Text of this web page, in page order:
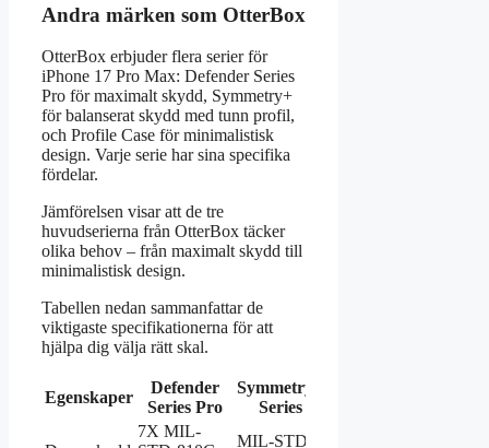
Andra märken som OtterBox
OtterBox erbjuder flera serier för
iPhone 17 Pro Max: Defender Series
Pro för maximalt skydd, Symmetry+
för balanserat skydd med tunn profil,
och Profile Case för minimalistisk
design. Varje serie har sina specifika
fördelar.
Jämförelsen visar att de tre
huvudserierna från OtterBox täcker
olika behov – från maximalt skydd till
minimalistisk design.
Tabellen nedan sammanfattar de
viktigaste specifikationerna för att
hjälpa dig välja rätt skal.
Egenskaper
Defender
Series Pro
Symmetry+
Series
7X MIL-
MIL-STD-